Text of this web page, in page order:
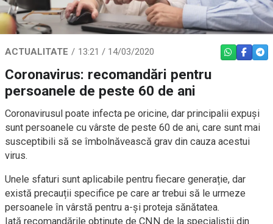
ACTUALITATE 13:21 / 14/03/2020 WHATSAPP
Coronavirus: recomandări pentru
persoanele de peste 60 de ani
Coronavirusul poate infecta pe oricine, dar principalii expuși
sunt persoanele cu vârste de peste 60 de ani, care sunt mai
susceptibili să se îmbolnăvească grav din cauza acestui
virus.
Unele sfaturi sunt aplicabile pentru fiecare generație, dar
există precauții specifice pe care ar trebui să le urmeze
persoanele în vârstă pentru a-și proteja sănătatea.
Iată recomandările obținute de CNN de la specialiștii din